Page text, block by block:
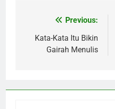
Navigasi
pos
Previous:
Kata-Kata Itu Bikin
Gairah Menulis